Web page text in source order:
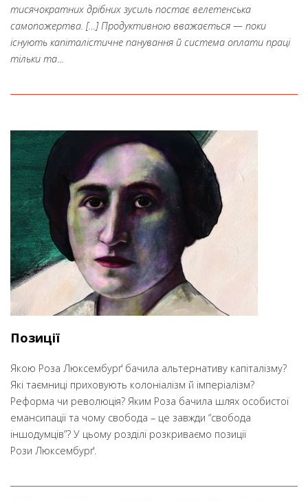
тисячократних дрібних зусиль постає велетенська
самопожертва. […] Продуктивною вважається — поки
існують капіталістичне панування й система оплати праці
тільки та...
Позиції
Якою Роза Люксембурґ бачила альтернативу капіталізму?
Які таємниці приховують колоніалізм й імперіалізм?
Реформа чи революція? Яким Роза бачила шлях особистої
емансипації та чому свобода – це завжди “свобода
іншодумців”? У цьому розділі розкриваємо позиції
Рози Люксембурґ.